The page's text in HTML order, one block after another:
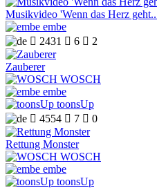
Musikvideo 'Wenn das Herz
embe
 2431  6  2
Zauberer
WOSCH
embe
toonsUp
 4554  7  0
Rettung Monster
WOSCH
embe
toonsUp